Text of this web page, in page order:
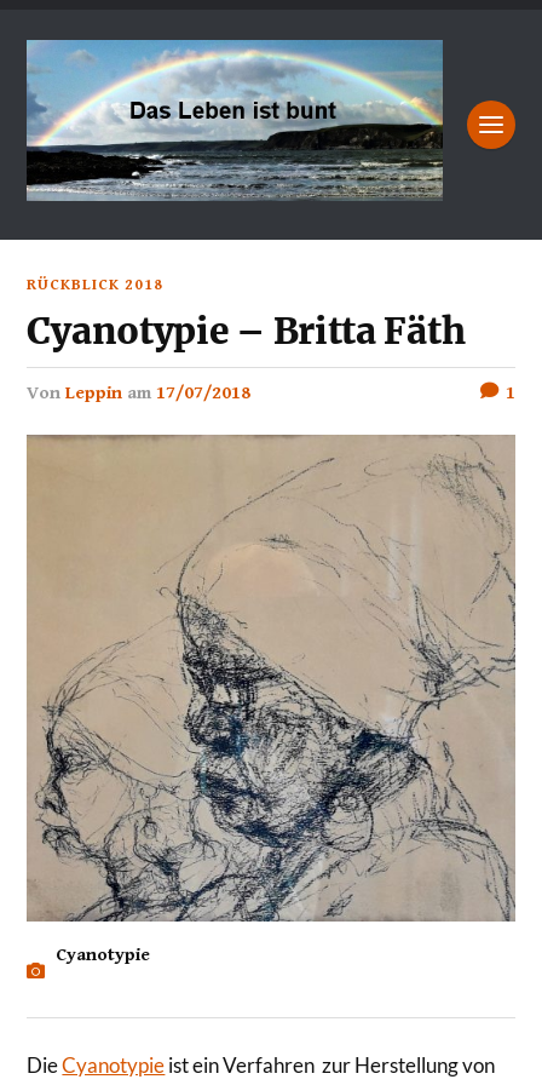
RÜCKBLICK 2018
Cyanotypie – Britta Fäth
vonLeppin am17/07/2018 1
Cyanotypie
DieCyanotypieist ein Verfahren zur Herstellung von